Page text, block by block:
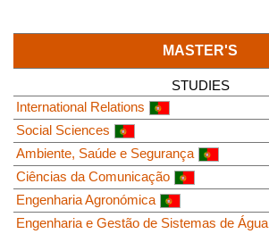
MASTER'S
STUDIES
International Relations
Social Sciences
Ambiente, Saúde e Segurança
Ciências da Comunicação
Engenharia Agronómica
Engenharia e Gestão de Sistemas de Água